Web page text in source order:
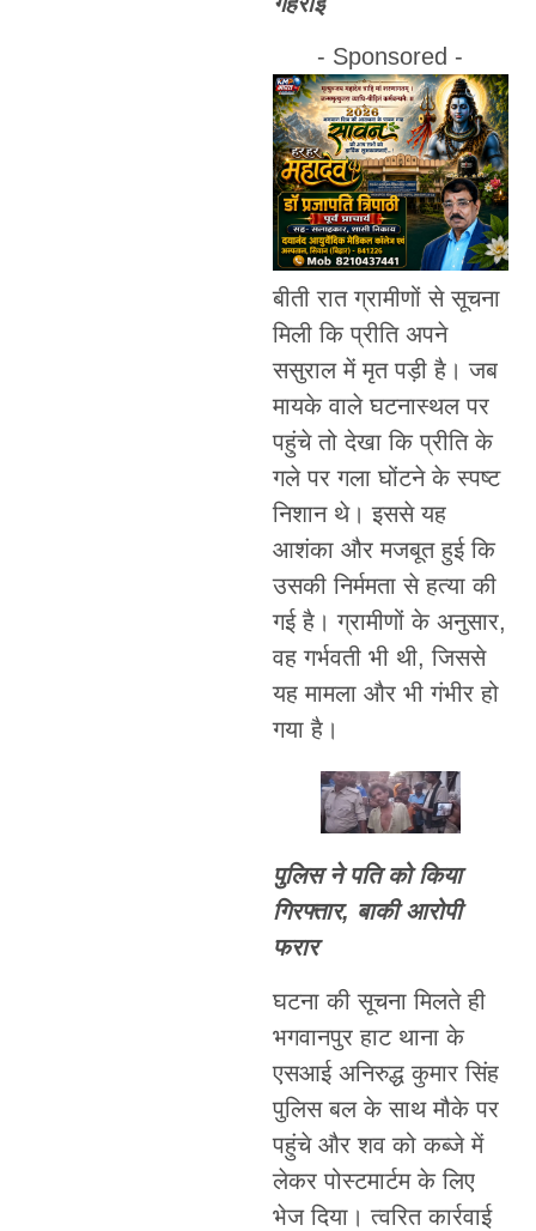
- Sponsored -
बीती रात ग्रामीणों से सूचना
मिली कि प्रीति अपने
ससुराल में मृत पड़ी है। जब
मायके वाले घटनास्थल पर
पहुंचे तो देखा कि प्रीति के
गले पर गला घोंटने के स्पष्ट
निशान थे। इससे यह
आशंका और मजबूत हुई कि
उसकी निर्ममता से हत्या की
गई है। ग्रामीणों के अनुसार,
वह गर्भवती भी थी, जिससे
यह मामला और भी गंभीर हो
गया है।
पुलिस ने पति को किया
गिरफ्तार, बाकी आरोपी
फरार
घटना की सूचना मिलते ही
भगवानपुर हाट थाना के
एसआई अनिरुद्ध कुमार सिंह
पुलिस बल के साथ मौके पर
पहुंचे और शव को कब्जे में
लेकर पोस्टमार्टम के लिए
भेज दिया। त्वरित कार्रवाई